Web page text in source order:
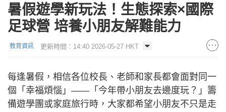
暑假遊學新玩法！生態探索×國際
足球營 培養小朋友解難能力
教育資訊 更新時間：14:40 2026-05-27 HKT
每逢暑假，相信各位校長、老師和家長都會面對同一
個「幸福煩惱」——「今年帶小朋友去邊度玩？」籌
備遊學團或家庭旅行時，大家都希望小朋友不只是走